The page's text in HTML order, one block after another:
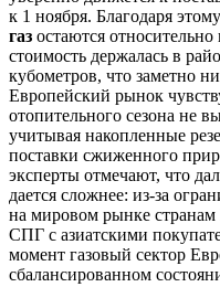
к 1 ноября. Благодаря
газ остаются
стоимость держалась в
кубометров, что заметно
Европейский рынок
отопительного сезона не
учитывая накопленные
поставки сжиженного
эксперты отмечают, что
дается сложнее: из-за
на мировом рынке странам
СПГ с азиатскими
момент газовый сектор
сбалансированном